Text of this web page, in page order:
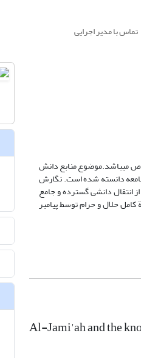
تماس با مدیر اجرایی
خاص می‏‏باشد.موضوع منابع دانش
جامعه دانسته شده است. نگارش
نشان از انتقال دانشی گسترده و جامع
کامل حلال و حرام توسط پیامبر
Al-Jami'ah and the